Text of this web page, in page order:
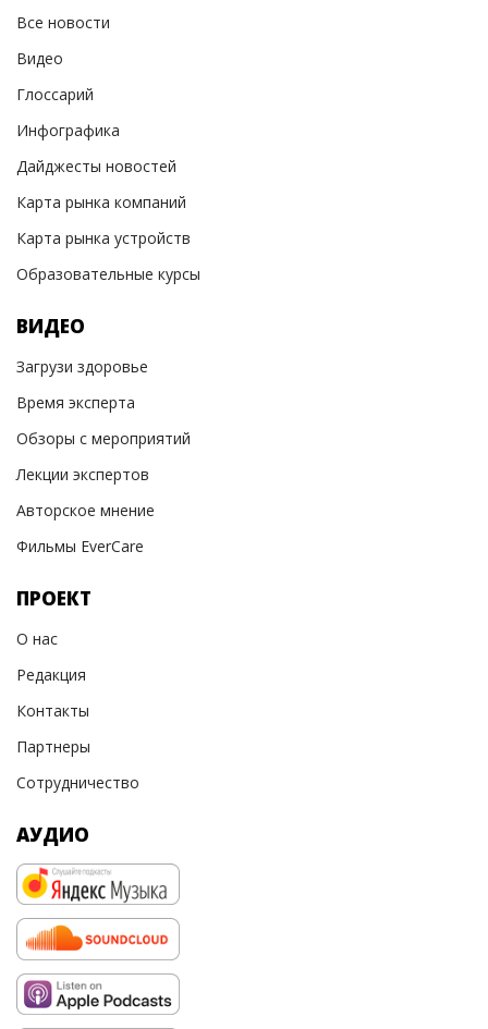
Все новости
Видео
Глоссарий
Инфографика
Дайджесты новостей
Карта рынка компаний
Карта рынка устройств
Образовательные курсы
ВИДЕО
Загрузи здоровье
Время эксперта
Обзоры с мероприятий
Лекции экспертов
Авторское мнение
Фильмы EverCare
ПРОЕКТ
О нас
Редакция
Контакты
Партнеры
Сотрудничество
АУДИО